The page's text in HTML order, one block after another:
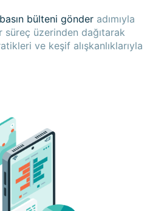
basın bülteni gönder adımıyla
üzerinden dağıtarak
ve keşif alışkanlıklarıyla